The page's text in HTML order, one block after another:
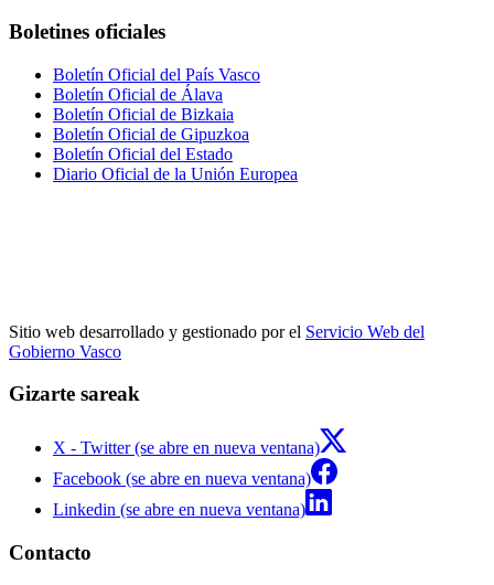
Boletines oficiales
Boletín Oficial del País Vasco
Boletín Oficial de Álava
Boletín Oficial de Bizkaia
Boletín Oficial de Gipuzkoa
Boletín Oficial del Estado
Diario Oficial de la Unión Europea
Sitio web desarrollado y gestionado por el Servicio Web del
Gobierno Vasco
Gizarte sareak
X - Twitter (se abre en nueva ventana)
Facebook (se abre en nueva ventana)
Linkedin (se abre en nueva ventana)
Contacto